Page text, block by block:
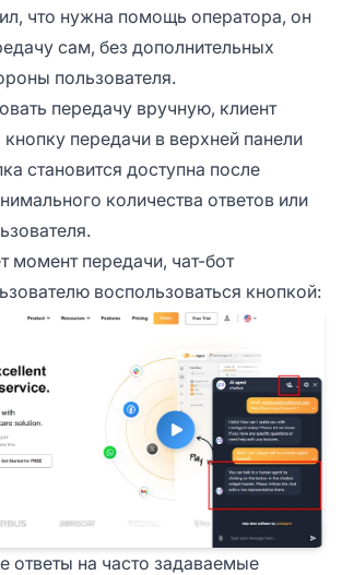
что нужна помощь оператора, он
сам, без дополнительных
пользователя.
передачу вручную, клиент
передачи в верхней панели
становится доступна после
количества ответов или
момент передачи, чат-бот
воспользоваться кнопкой:
ответы на часто задаваемые